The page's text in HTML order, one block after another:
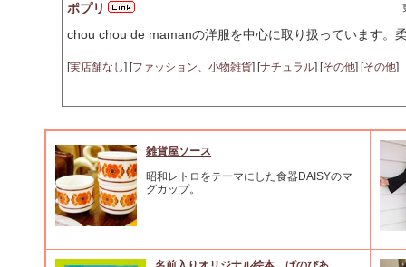
ポプリ
chou chou de mamanの洋服を中心に取り扱っています。
[実店舗なし] [ファッション、小物雑貨] [ナチュラル] [その他] [その他]
雑貨屋ソース
昭和レトロをテーマにした食器DAISYのマ
グカップ。